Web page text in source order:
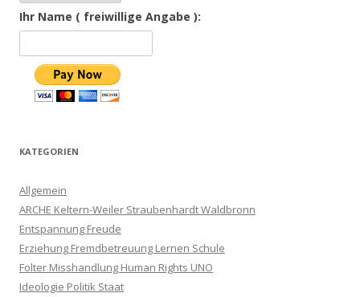
Ihr Name ( freiwillige Angabe ):
KATEGORIEN
Allgemein
ARCHE Keltern-Weiler Straubenhardt Waldbronn
Entspannung Freude
Erziehung Fremdbetreuung Lernen Schule
Folter Misshandlung Human Rights UNO
Ideologie Politik Staat